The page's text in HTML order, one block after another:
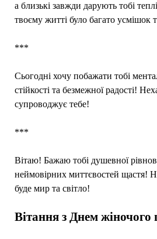
а близькі завжди дарують тобі
твоєму житті було багато усмішок
***
Сьогодні хочу побажати тобі
стійкості та безмежної радості!
супроводжує тебе!
***
Вітаю! Бажаю тобі душевної
неймовірних миттєвостей щастя!
буде мир та світло!
Вітання з Днем